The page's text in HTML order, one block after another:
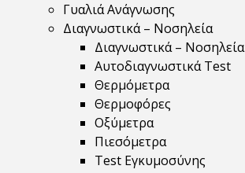
Γυαλιά Ανάγνωσης
Διαγνωστικά – Νοσηλεία
Διαγνωστικά – Νοσηλεία
Αυτοδιαγνωστικά Test
Θερμόμετρα
Θερμοφόρες
Οξύμετρα
Πιεσόμετρα
Test Εγκυμοσύνης